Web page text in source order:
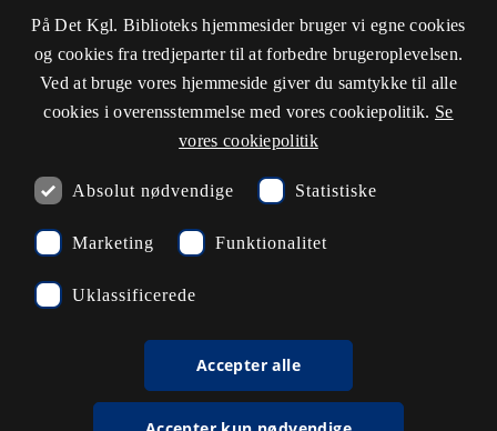
Kontaktinformationer
Åbningstider
33 47 47 47
EAN: 5798000795297
På Det Kgl. Biblioteks hjemmesider bruger vi egne cookies
og cookies fra tredjeparter til at forbedre brugeroplevelsen.
Ved at bruge vores hjemmeside giver du samtykke til alle
cookies i overensstemmelse med vores cookiepolitik. Se
vores cookiepolitik
Absolut nødvendige Statistiske
Marketing Funktionalitet
Uklassificerede
Accepter alle